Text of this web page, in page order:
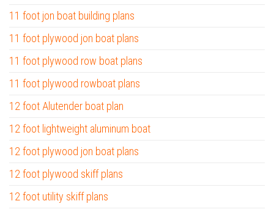
11 foot jon boat building plans
11 foot plywood jon boat plans
11 foot plywood row boat plans
11 foot plywood rowboat plans
12 foot Alutender boat plan
12 foot lightweight aluminum boat
12 foot plywood jon boat plans
12 foot plywood skiff plans
12 foot utility skiff plans